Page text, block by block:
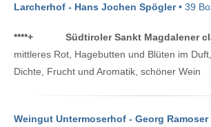
Larcherhof - Hans Jochen Spögler• 39
****+
Südtiroler Sankt Magdalener
mittleres Rot, Hagebutten und Blüten im
Dichte, Frucht und Aromatik, schöner Wein
Weingut Untermoserhof - Georg Ramoser